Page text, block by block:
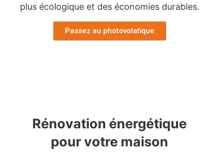
plus écologique et des économies durables.
Passez au photovolatïque
Rénovation énergétique
pour votre maison